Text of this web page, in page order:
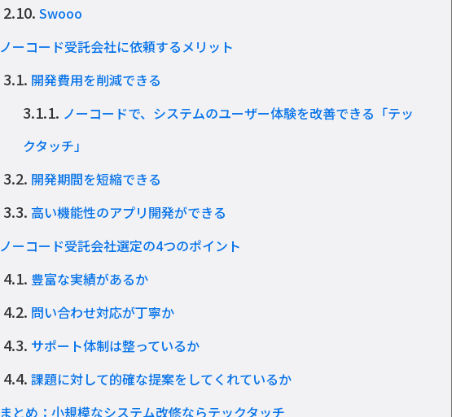
2.10. Swooo
ノーコード受託会社に依頼するメリット
3.1. 開発費用を削減できる
3.1.1. ノーコードで、システムのユーザー体験を改善できる「テッ
クタッチ」
3.2. 開発期間を短縮できる
3.3. 高い機能性のアプリ開発ができる
ノーコード受託会社選定の4つのポイント
4.1. 豊富な実績があるか
4.2. 問い合わせ対応が丁寧か
4.3. サポート体制は整っているか
4.4. 課題に対して的確な提案をしてくれているか
まとめ：小規模なシステム改修ならテックタッチ